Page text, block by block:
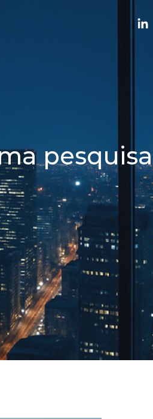
pesquisa